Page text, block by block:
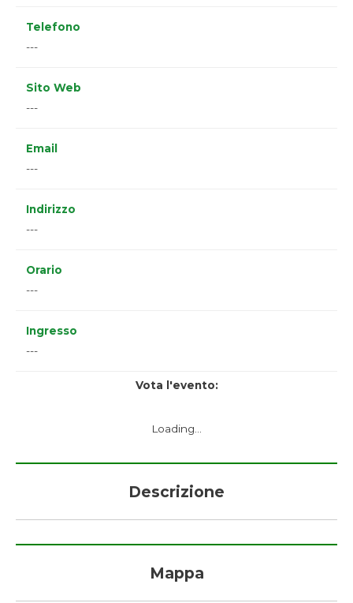
Telefono
---
Sito Web
---
Email
---
Indirizzo
---
Orario
---
Ingresso
---
Vota l'evento:
Loading...
Descrizione
Mappa